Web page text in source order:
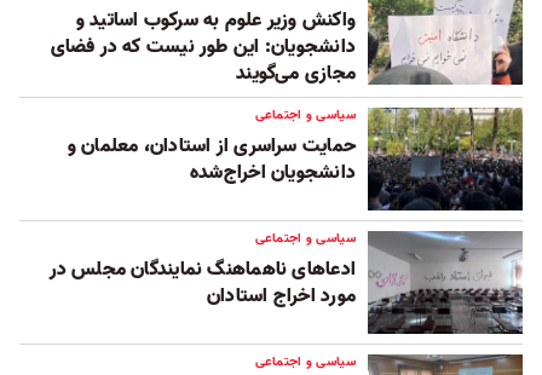
واکنش وزیر علوم به سرکوب اساتید و
دانشجویان: این ‌طور نیست که در فضای
مجازی می‌گویند
سیاسی و اجتماعی
حمایت سراسری از استادان، معلمان و
دانشجویان اخراج‌شده
سیاسی و اجتماعی
ادعاهای ناهماهنگ نمایندگان مجلس در
مورد اخراج استادان
سیاسی و اجتماعی